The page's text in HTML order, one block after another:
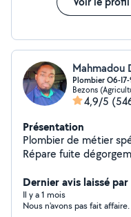
Mahmadou
Plombier O6-
Bezons
4,9/5
Présentation
Plombier de métier
Répare fuite
soudure au chalumeau
rép pas aux msg
rayon ds ce cas
Dernier avis laissé
Il y a 1 mois
Nous n'avons pas fait affaire.